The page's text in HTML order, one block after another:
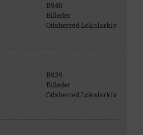
B940
Billeder
Odsherred Lokalarkiv
B939
Billeder
Odsherred Lokalarkiv